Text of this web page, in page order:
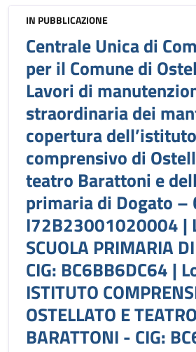
IN PUBBLICAZIONE
Centrale Unica di
per il Comune di
Lavori di
straordinaria dei
copertura dell’istituto
comprensivo di
teatro Barattoni e
primaria di Dogato –
I72B23001020004 |
SCUOLA PRIMARIA
CIG: BC6BB6DC64 |
ISTITUTO
OSTELLATO E TEATRO
BARATTONI - CIG: